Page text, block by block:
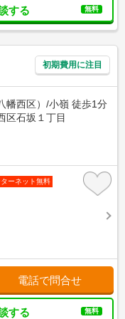
する 無料
初期費用に注目
幡西区）/小嶺 徒歩1分
区石坂１丁目
ターネット無料
電話で問合せ
する 無料